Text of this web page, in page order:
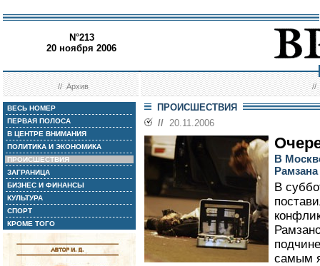
N°213
20 ноября 2006
//Архив //
ВЕСЬ НОМЕР
ПЕРВАЯ ПОЛОСА
В ЦЕНТРЕ ВНИМАНИЯ
ПОЛИТИКА И ЭКОНОМИКА
ПРОИСШЕСТВИЯ
ЗАГРАНИЦА
БИЗНЕС И ФИНАНСЫ
КУЛЬТУРА
СПОРТ
КРОМЕ ТОГО
ПРОИСШЕСТВИЯ
// 20.11.2006
В
В
самым